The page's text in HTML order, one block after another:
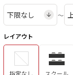
〜
レイアウト
指定なし スクール